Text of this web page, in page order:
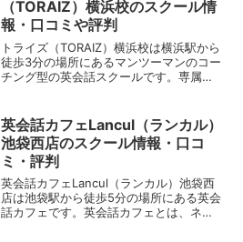
（TORAIZ）横浜校のスクール情
報・口コミや評判
トライズ（TORAIZ）横浜校は横浜駅から
徒歩3分の場所にあるマンツーマンのコー
チング型の英会話スクールです。専属の
圧倒的な学習量をこなします。トライズ
では英語習得の専門家である日本人コン
サルタントとネイティブコーチが徹底サ
ポートします。「月額￥74,704〜の全額
保証付き」「カウンセリング満足度
98.1%」「継続率96.1%」など手厚サポー
トをしてくれるトライズでは現在「無料
体験」を受付中です。
英会話カフェLancul（ランカル）
池袋西店のスクール情報・口コ
ミ・評判
英会話カフェLancul（ランカル）池袋西
店は池袋駅から徒歩5分の場所にある英会
話カフェです。英会話カフェとは、ネイ